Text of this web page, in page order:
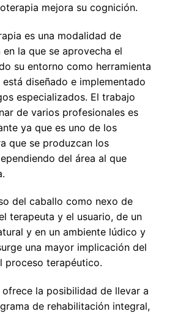
mejora su cognición.
es una modalidad de
la que se aprovecha el
su entorno como herramienta
diseñado e implementado
especializados. El trabajo
de varios profesionales es
ya que es uno de los
que se produzcan los
del área al que
del caballo como nexo de
terapeuta y el usuario, de un
y en un ambiente lúdico y
una mayor implicación del
proceso terapéutico.
ofrece la posibilidad de llevar a
de rehabilitación integral,